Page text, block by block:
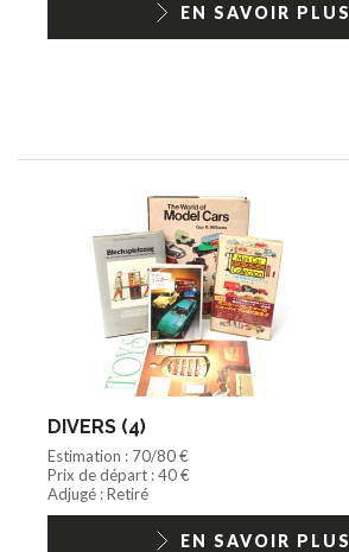
EN SAVOIR PLUS
DIVERS (4)
Estimation : 70/80 €
Prix de départ : 40 €
Adjugé : Retiré
EN SAVOIR PLUS